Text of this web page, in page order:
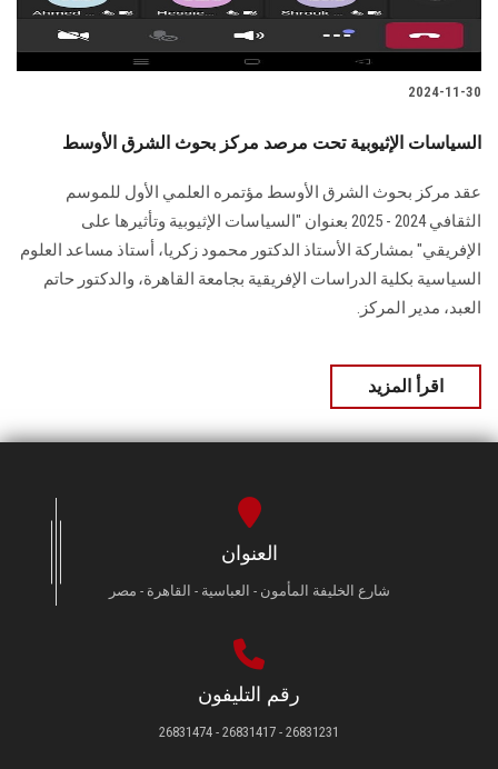
الدراسات العليا
سجل الان
2024-11-30
السياسات الإثيوبية تحت مرصد مركز بحوث الشرق الأوسط
عقد مركز بحوث الشرق الأوسط مؤتمره العلمي الأول للموسم
الثقافي ‏‏2024 - 2025 بعنوان "السياسات الإثيوبية وتأثيرها على
الإفريقي" بمشاركة الأستاذ الدكتور ‏محمود زكريا، أستاذ مساعد العلوم
السياسية بكلية الدراسات الإفريقية بجامعة القاهرة، والدكتور ‏حاتم
العبد، مدير المركز.
اقرأ المزيد
العنوان
شارع الخليفة المأمون - العباسية - القاهرة - مصر
رقم التليفون
26831231 - 26831417 - 26831474